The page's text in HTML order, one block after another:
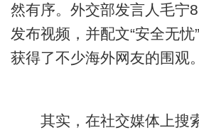
然有序。外交部发言人毛宁
发布视频，并配文“安全无
获得了不少海外网友的围观。
其实，在社交媒体上搜